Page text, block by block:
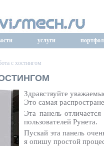
услуги
с хостингом
Здравствуйте
Это самая
Эта панель
пользователей Рунета.
Пускай эта панель
я опишу простой